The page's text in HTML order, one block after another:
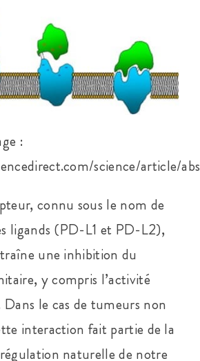
:
science/article/
connu sous le nom de
ligands (PD-L1 et PD-L2),
une inhibition du
y compris l’activité
Dans le cas de tumeurs non
interaction fait partie de la
naturelle de notre